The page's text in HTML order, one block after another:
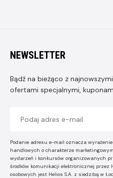
NEWSLETTER
Bądź na bieżąco z
ofertami specjalnymi,
Podanie adresu e-mail oznacza
handlowych o charakterze
wydarzeń i konkursów organizowanych
środków komunikacji elektronicznej przez
osobowych jest Helios S.A. z siedzibą w